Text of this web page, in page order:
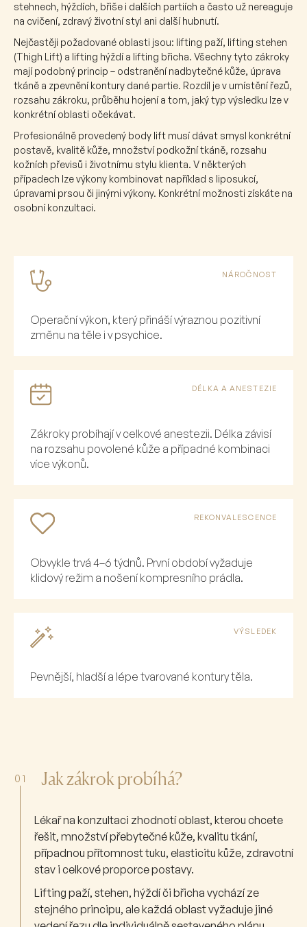
stehnech, hýždích, břiše i dalších partiích a často už nereaguje
na cvičení, zdravý životní styl ani další hubnutí.
Nejčastěji požadované oblasti jsou: lifting paží, lifting stehen
(Thigh Lift) a lifting hýždí a lifting břicha. Všechny tyto zákroky
mají podobný princip – odstranění nadbytečné kůže, úprava
tkáně a zpevnění kontury dané partie. Rozdíl je v umístění řezů,
rozsahu zákroku, průběhu hojení a tom, jaký typ výsledku lze v
konkrétní oblasti očekávat.
Profesionálně provedený body lift musí dávat smysl konkrétní
postavě, kvalitě kůže, množství podkožní tkáně, rozsahu
kožních převisů i životnímu stylu klienta. V některých
případech lze výkony kombinovat například s liposukcí,
úpravami prsou či jinými výkony. Konkrétní možnosti získáte na
osobní konzultaci.
NÁROČNOST
Operační výkon, který přináší výraznou pozitivní
změnu na těle i v psychice.
DÉLKA A ANESTEZIE
Zákroky probíhají v celkové anestezii. Délka závisí
na rozsahu povolené kůže a případné kombinaci
více výkonů.
REKONVALESCENCE
Obvykle trvá 4–6 týdnů. První období vyžaduje
klidový režim a nošení kompresního prádla.
VÝSLEDEK
Pevnější, hladší a lépe tvarované kontury těla.
01 Jak zákrok probíhá?
Lékař na konzultaci zhodnotí oblast, kterou chcete
řešit, množství přebytečné kůže, kvalitu tkání,
případnou přítomnost tuku, elasticitu kůže, zdravotní
stav i celkové proporce postavy.
Lifting paží, stehen, hýždí či břicha vychází ze
stejného principu, ale každá oblast vyžaduje jiné